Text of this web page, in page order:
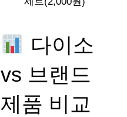
다이소
vs 브랜드
제품 비교